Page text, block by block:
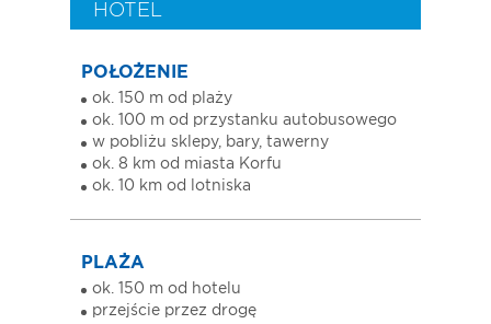
HOTEL
POŁOŻENIE
ok. 150 m od plaży
ok. 100 m od przystanku autobusowego
w pobliżu sklepy, bary, tawerny
ok. 8 km od miasta Korfu
ok. 10 km od lotniska
PLAŻA
ok. 150 m od hotelu
przejście przez drogę